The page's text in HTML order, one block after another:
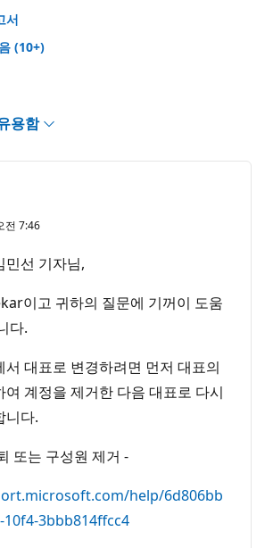
서
(10+)
용함
전 7:46
민선 기자님,
이고 귀하의 질문에 기꺼이 도움
다.
서 대표로 변경하려면 먼저 대표의
여 계정을 제거한 다음 대표로 다시
니다.
또는 구성원 제거 -
help/6d806bb
10f4-3bbb814ffcc4